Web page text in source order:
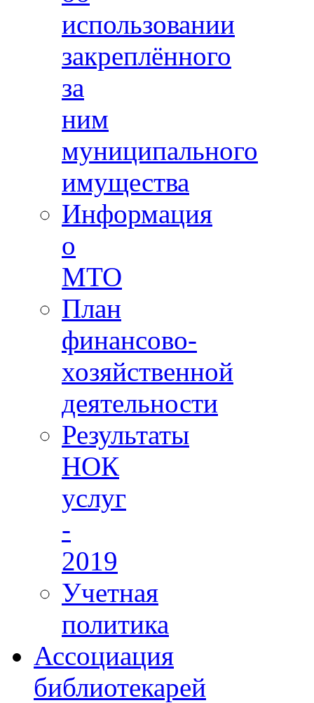
использовании
закреплённого
за
ним
муниципального
имущества
Информация
о
МТО
План
финансово-
хозяйственной
деятельности
Результаты
НОК
услуг
-
2019
Учетная
политика
Ассоциация
библиотекарей